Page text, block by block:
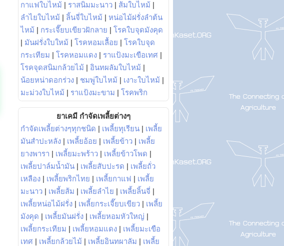
กาแฟใบไหม้ | ราสนิมมะนาว | ส้มใบไหม้ |
ลำไยใบไหม้ | ลิ้นจี่ใบไหม้ | หน่อไม้ฝรั่งลำต้น
ไหม้ | กระเจี๊ยบเขียวฝักลาย | โรคใบจุดมังคุด
| มันฝรั่งใบใหม้ | โรคหอมเลื้อย | โรคใบจุด
กระเทียม | โรคหอมแดง | ราแป้งมะเขือเทศ |
โรคจุดสนิมกล้วยไม้ | อินทผลัมใบไหม้ |
น้อยหน่าดอกร่วง | ชมพู่ใบไหม้ | เงาะใบไหม้ |
มะม่วงใบไหม้ | ราแป้งมะขาม | โรคพริก
ยาเคมี กำจัดเพลี้ยต่างๆ
กำจัดเพลี้ยต่างๆทุกชนิด | เพลี้ยทุเรียน | เพลี้ย
มันสำปะหลัง | เพลี้ยอ้อย | เพลี้ยข้าว | เพลี้ย
ยางพารา | เพลี้ยมะพร้าว | เพลี้ยข้าวโพด |
เพลี้ยปาล์มน้ำมัน | เพลี้ยสับปะรด | เพลี้ยถั่ว
เหลือง | เพลี้ยพริกไทย | เพลี้ยกาแฟ | เพลี้ย
มะนาว | เพลี้ยส้ม | เพลี้ยลำไย | เพลี้ยลิ้นจี่ |
เพลี้ยหน่อไม้ฝรั่ง | เพลี้ยกระเจี๊ยบเขียว | เพลี้ย
มังคุด | เพลี้ยมันฝรั่ง | เพลี้ยหอมหัวใหญ่ |
เพลี้ยกระเทียม | เพลี้ยหอมแดง | เพลี้ยมะเขือ
เทศ | เพลี้ยกล้วยไม้ | เพลี้ยอินทผาลัม | เพลี้ย